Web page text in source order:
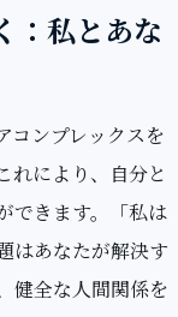
：私とあな
コンプレックスを
れにより、自分と
できます。「私は
はあなたが解決す
健全な人間関係を